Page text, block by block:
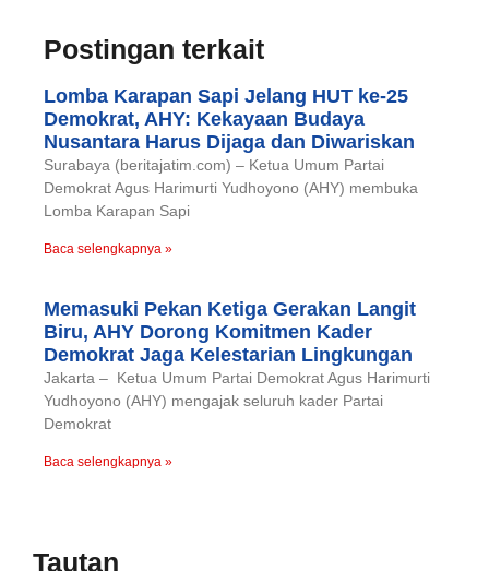
Postingan terkait
Lomba Karapan Sapi Jelang HUT ke-25
Demokrat, AHY: Kekayaan Budaya
Nusantara Harus Dijaga dan Diwariskan
Surabaya (beritajatim.com) – Ketua Umum Partai
Demokrat Agus Harimurti Yudhoyono (AHY) membuka
Lomba Karapan Sapi
Baca selengkapnya »
Memasuki Pekan Ketiga Gerakan Langit
Biru, AHY Dorong Komitmen Kader
Demokrat Jaga Kelestarian Lingkungan
Jakarta – Ketua Umum Partai Demokrat Agus Harimurti
Yudhoyono (AHY) mengajak seluruh kader Partai
Demokrat
Baca selengkapnya »
Tautan